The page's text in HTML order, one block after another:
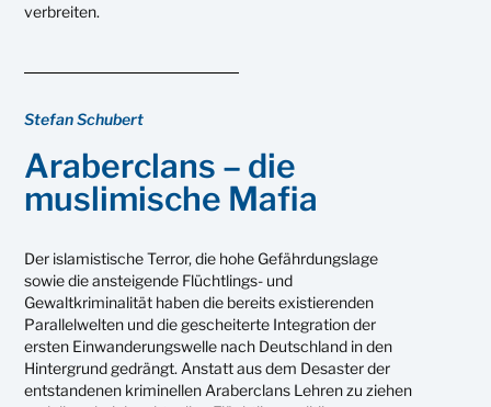
verbreiten.
Stefan Schubert
Araberclans – die
muslimische Mafia
Der islamistische Terror, die hohe Gefährdungslage
sowie die ansteigende Flüchtlings- und
Gewaltkriminalität haben die bereits existierenden
Parallelwelten und die gescheiterte Integration der
ersten Einwanderungswelle nach Deutschland in den
Hintergrund gedrängt. Anstatt aus dem Desaster der
entstandenen kriminellen Araberclans Lehren zu ziehen